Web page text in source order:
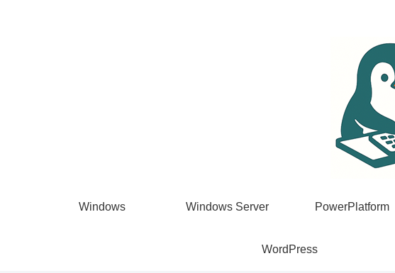
Windows Windows Server PowerPlatform
WordPress